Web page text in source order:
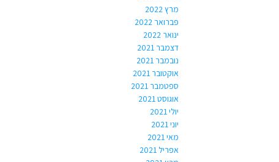
מרץ 2022
פברואר 2022
ינואר 2022
דצמבר 2021
נובמבר 2021
אוקטובר 2021
ספטמבר 2021
אוגוסט 2021
יולי 2021
יוני 2021
מאי 2021
אפריל 2021